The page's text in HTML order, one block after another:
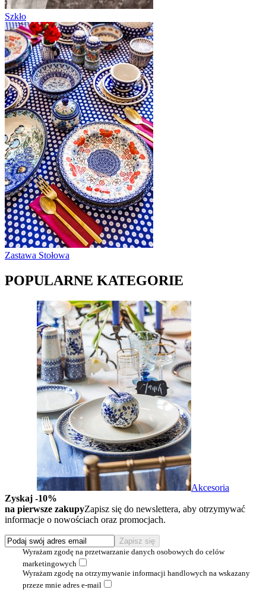
Szkło
Zastawa Stołowa
POPULARNE KATEGORIE
Akcesoria
Zyskaj -10%
na pierwsze zakupyZapisz się do newslettera, aby otrzymywać
informacje o nowościach oraz promocjach.
Wyrażam zgodę na przetwarzanie danych osobowych do celów
marketingowych
Wyrażam zgodę na otrzymywanie informacji handlowych na wskazany
przeze mnie adres e-mail